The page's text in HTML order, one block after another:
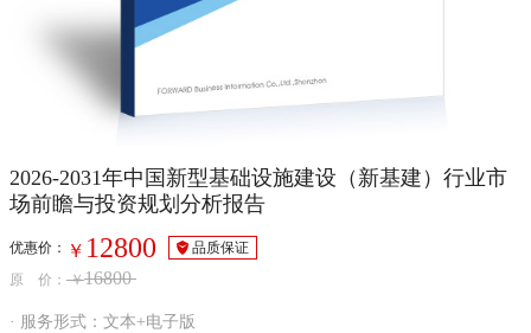
2026-2031年中国新型基础设施建设（新基建）行业市
场前瞻与投资规划分析报告
优惠价： ￥ 12800
品质保证
原 价： ￥16800
· 服务形式：文本+电子版